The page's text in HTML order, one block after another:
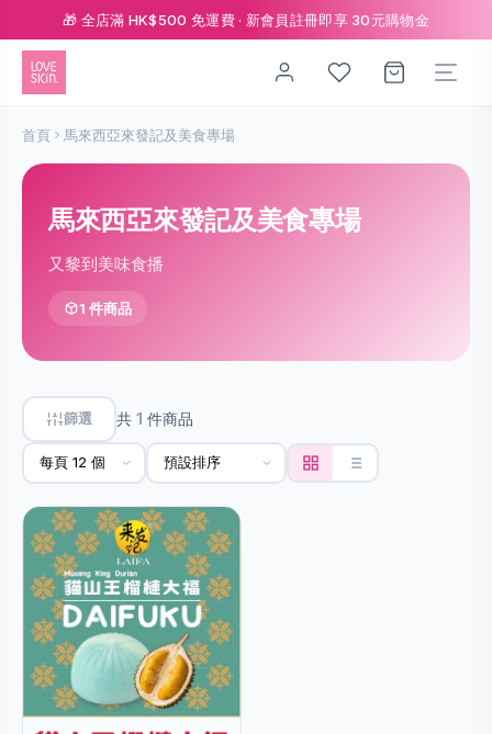
🎁 全店滿 HK$500 免運費 · 新會員註冊即享 30元購物金
首頁 馬來西亞來發記及美食專場
馬來西亞來發記及美食專場
又黎到美味食播
1 件商品
篩選 共 1 件商品